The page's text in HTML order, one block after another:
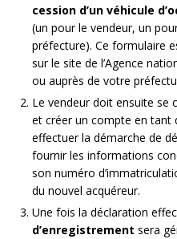
cession d’un véhicule
(un pour le vendeur, un
préfecture). Ce formulaire
sur le site de l’Agence
ou auprès de votre
Le vendeur doit ensuite se
et créer un compte en tant
effectuer la démarche de
fournir les informations
son numéro
du nouvel acquéreur.
Une fois la déclaration
d’enregistrement sera